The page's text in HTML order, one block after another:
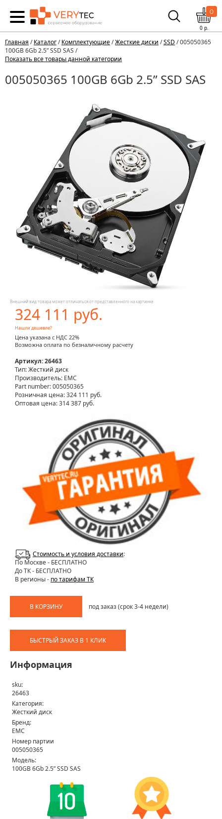
0
0р.
Главная /Каталог/Комплектующие/Жесткие диски /SSD / 005050365
100GB 6Gb 2.5” SSD SAS /
Показать все товары данной категории
005050365 100GB 6Gb 2.5” SSD SAS
Внешний вид товара может отличаться от представленного на картинке
324 111 руб.
Нашли дешевле?
Цена указана с НДС 22%
Возможна оплата по безналичному расчету
Артикул: 26463
Тип: Жесткий диск
Производитель: EMC
Part number: 005050365
Розничная цена:324 111 руб.
Оптовая цена: 314 387 руб.
Стоимость и условия доставки:
По Москве- БЕСПЛАТНО
До ТК - БЕСПЛАТНО
В регионы - по тарифам ТК
В КОРЗИНУ под заказ (срок 3-4 недели)
БЫСТРЫЙ ЗАКАЗ В 1 КЛИК
Информация
sku:
26463
Категория:
Жесткий диск
Бренд:
EMC
Номер партии
005050365
Модель:
100GB 6Gb 2.5” SSD SAS